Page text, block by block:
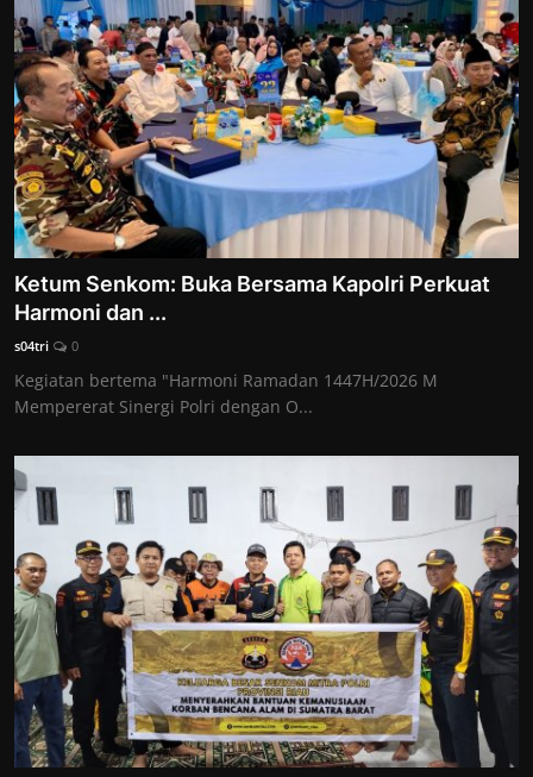
Ketum Senkom: Buka Bersama Kapolri Perkuat
Harmoni dan ...
s04tri 0
Kegiatan bertema "Harmoni Ramadan 1447H/2026 M
Mempererat Sinergi Polri dengan O...